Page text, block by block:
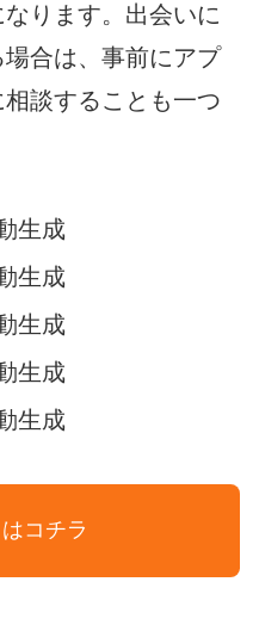
ります。出会いに
合は、事前にアプ
談することも一つ
生成
生成
生成
生成
生成
コチラ